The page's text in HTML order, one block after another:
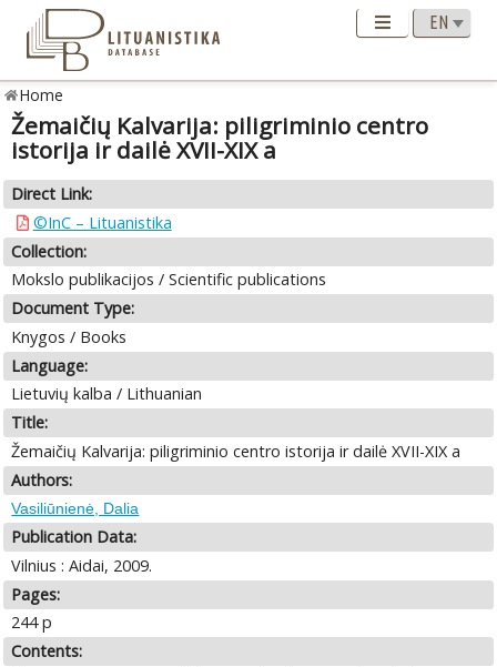
Home
Žemaičių Kalvarija: piligriminio centro
istorija ir dailė XVII-XIX a
Direct Link:
©InC – Lituanistika
Collection:
Mokslo publikacijos / Scientific publications
Document Type:
Knygos / Books
Language:
Lietuvių kalba / Lithuanian
Title:
Žemaičių Kalvarija: piligriminio centro istorija ir dailė XVII-XIX a
Authors:
Vasiliūnienė, Dalia
Publication Data:
Vilnius : Aidai, 2009.
Pages:
244 p
Contents: